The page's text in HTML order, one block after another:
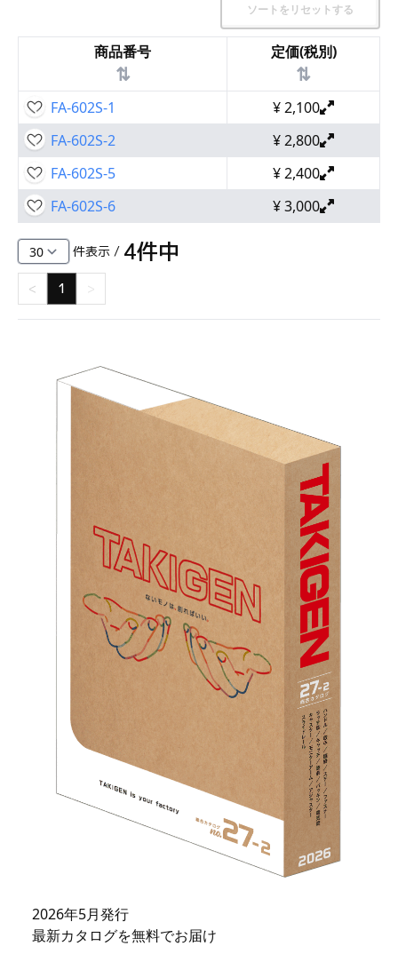
ソートをリセットする
商品番号
⇅
定価(税別)
⇅
FA-602S-1 ¥2,100
FA-602S-2
¥2,800
FA-602S-5
¥2,400
FA-602S-6
¥3,000
件表示 / 4件中
< 1 >
2026年5月発行
最新カタログを無料でお届け